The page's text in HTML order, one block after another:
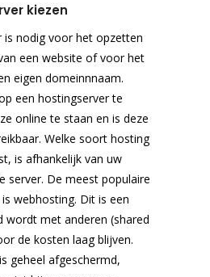
kiezen
is nodig voor het opzetten
een website of voor het
eigen domeinnnaam.
een hostingserver te
online te staan en is deze
Welke soort hosting
is afhankelijk van uw
server. De meest populaire
webhosting. Dit is een
wordt met anderen (shared
de kosten laag blijven.
geheel afgeschermd,